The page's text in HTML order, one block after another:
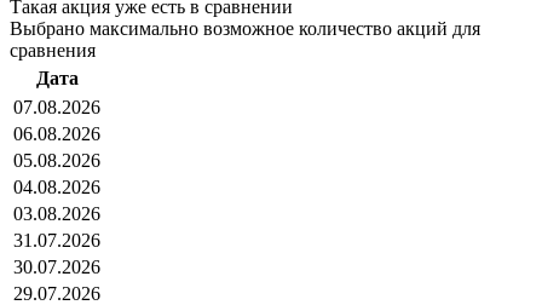
Такая акция уже есть в сравнении
Выбрано максимально возможное количество акций для
сравнения
Дата
07.08.2026
06.08.2026
05.08.2026
04.08.2026
03.08.2026
31.07.2026
30.07.2026
29.07.2026